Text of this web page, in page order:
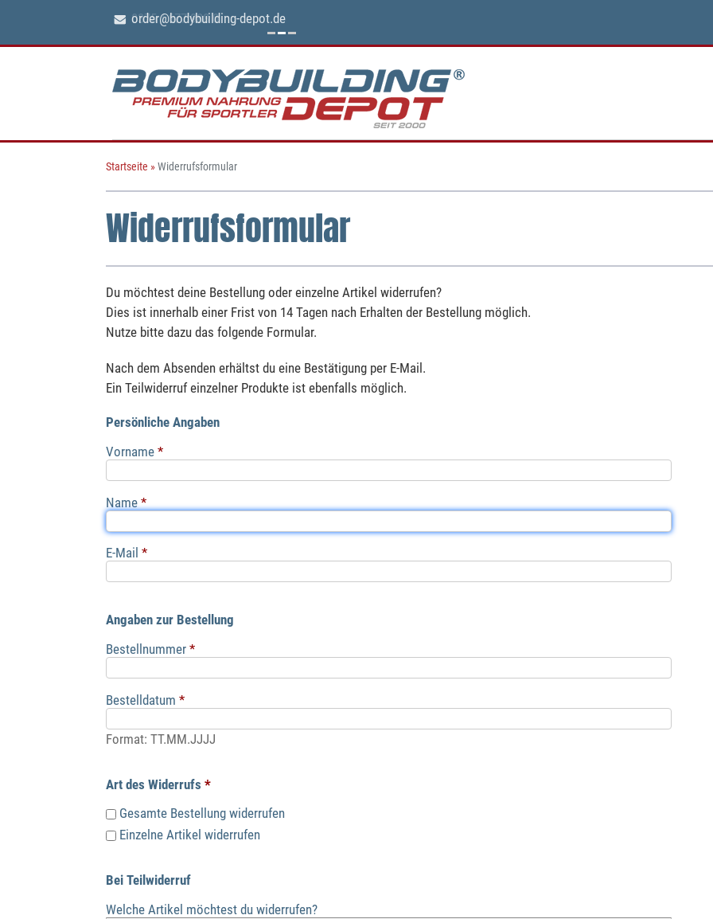
0375 / 677 988 0
Startseite »Widerrufsformular
Widerrufsformular
Du möchtest deine Bestellung oder einzelne Artikel widerrufen?
Dies ist innerhalb einer Frist von 14 Tagen nach Erhalten der Bestellung möglich.
Nutze bitte dazu das folgende Formular.
Nach dem Absenden erhältst du eine Bestätigung per E-Mail.
Ein Teilwiderruf einzelner Produkte ist ebenfalls möglich.
Persönliche Angaben
Vorname *
Name *
E-Mail *
Angaben zur Bestellung
Bestellnummer *
Bestelldatum *
Format: TT.MM.JJJJ
Art des Widerrufs *
Gesamte Bestellung widerrufen
Einzelne Artikel widerrufen
Bei Teilwiderruf
Welche Artikel möchtest du widerrufen?